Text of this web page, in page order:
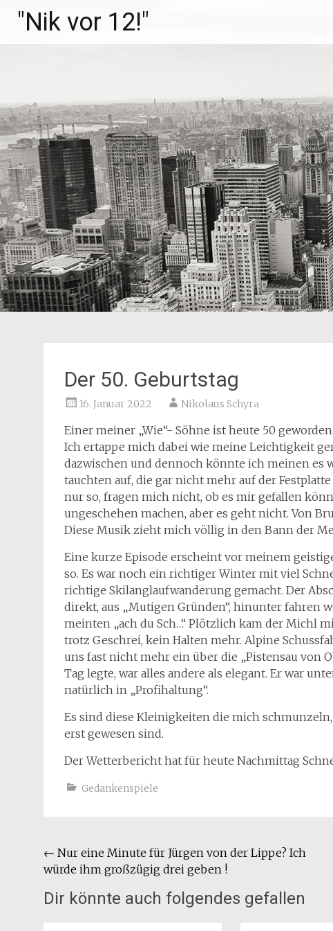
Zum
springen
"Nik vor 12!"
Der 50. Geburtstag
16. Januar 2022 Nikolaus Schyra
Einer meiner „Wie“- Söhne ist heute 50
Ich ertappe mich dabei wie meine Leichtigkeit
dazwischen und dennoch könnte ich meinen es
tauchten auf, die gar nicht mehr auf der
nur so, fragen mich nicht, ob es mir gefallen
ungeschehen machen, aber es geht nicht. Von
Diese Musik zieht mich völlig in den Bann der
Eine kurze Episode erscheint vor meinem
so. Es war noch ein richtiger Winter mit viel
richtige Skilanglaufwanderung gemacht. Der
direkt, aus „Mutigen Gründen“, hinunter fahren
meinten „ach du Sch…“ Plötzlich kam der Michl
trotz Geschrei, kein Halten mehr. Alpine
uns fast nicht mehr ein über die „Pistensau von
Tag legte, war alles andere als elegant. Er war
natürlich in „Profihaltung“.
Es sind diese Kleinigkeiten die mich
erst gewesen sind.
Der Wetterbericht hat für heute Nachmittag
Gedankenspiele
Beitragsnavigation
← Nur eine Minute für Jürgen von der Lippe? Ich
würde ihm großzügig drei geben !
Dir könnte auch folgendes gefallen